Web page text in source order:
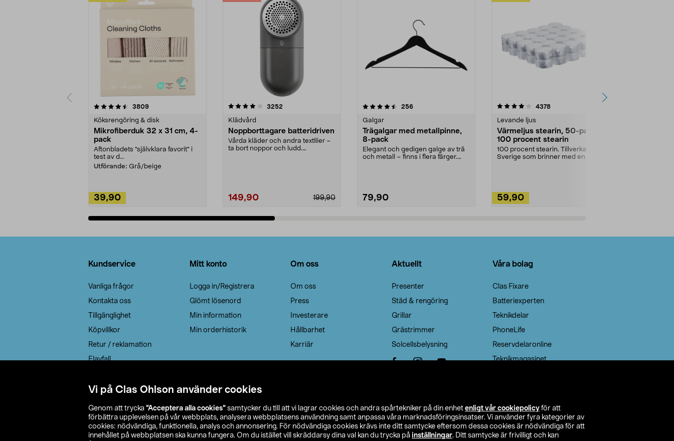
Vi på Clas Ohlson använder cookies
Genom att trycka ”Acceptera alla cookies” samtycker du till att vi lagrar cookies och andra spårtekniker på din enhet enligt vår cookiepolicy för att
förbättra upplevelsen på vår webbplats, analysera webbplatsens användning samt anpassa våra marknadsföringsinsatser. Vi använder fyra kategorier av
cookies: nödvändiga, funktionella, analys och annonsering. För nödvändiga cookies krävs inte ditt samtycke eftersom dessa cookies är nödvändiga för att
innehållet på webbplatsen ska kunna fungera. Om du istället vill skräddarsy dina val kan du trycka på inställningar. Ditt samtycke är frivilligt och kan
3809recensioner
Köksrengöring & disk
Mikrofiberduk 32 x 31 cm, 4-
pack
Aftonbladets "självklara favorit” i
test av d...
Utförande: Grå/beige
39,90
4.0av 5 stjärnor 3252
Klädvård
Noppborttagare batteridriven
Vårda kläder och andra textilier –
ta bort noppor och ludd.
199,90
149,90
4.5av 5 stjärnor 256recensioner
Galgar
Trägalgar med metallpinne,
8-pack
Elegant och gedigen galge av trä
och metall – finns i flera färger.
79,90
4.0av 5 stjärnor 4378recensioner
Levande ljus
Värmeljus stearin, 50-pack,
100 procent stearin
100 procent stearin. Tillverkade i
Sverige som brinner med en
59,90
4.5av 5 stjärnor
Kundservice
Vanliga frågor
Kontakta oss
Tillgänglighet
Köpvillkor
Retur / reklamation
Elavfall
Leveransalternativ
Mitt konto
Logga in/Registrera
Glömt lösenord
Min information
Min orderhistorik
Om oss
Om oss
Press
Investerare
Hållbarhet
Karriär
Aktuellt
Presenter
Städ & rengöring
Grillar
Grästrimmer
Solcellsbelysning
Våra bolag
Clas Fixare
Batteriexperten
Teknikdelar
PhoneLife
Reservdelaronline
Teknikmagasinet